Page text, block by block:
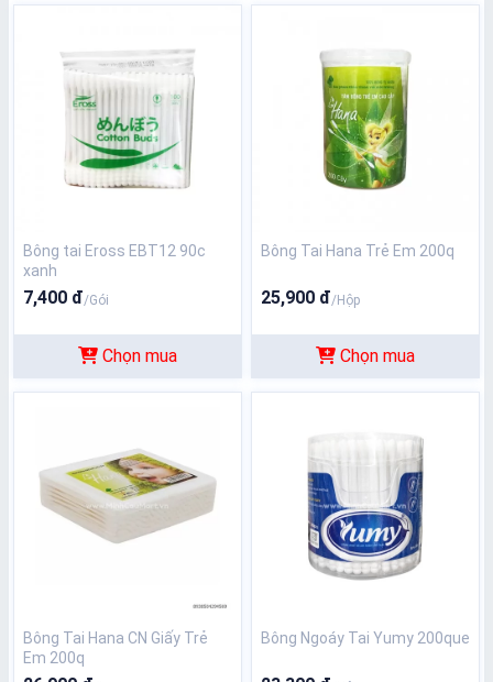
Bông tai Eross EBT12 90c
xanh
7,400 đ/Gói
Chọn mua
Bông Tai Hana Trẻ Em 200q
25,900 đ/Hộp
Chọn mua
Bông Tai Hana CN Giấy Trẻ
Em 200q
Bông Ngoáy Tai Yumy 200que